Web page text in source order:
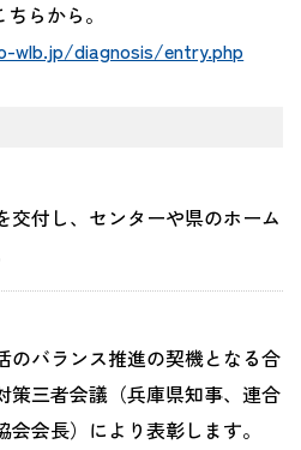
らから。
diagnosis/entry.php
交付し、センターや県のホーム
のバランス推進の契機となる合
策三者会議（兵庫県知事、連合
会長）により表彰します。